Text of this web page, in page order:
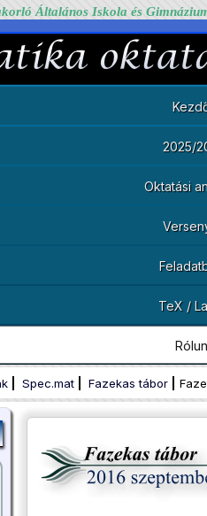
Általános Iskola és
2025/
Oktatási
TeX /
Spec.mat Fazekas tábor